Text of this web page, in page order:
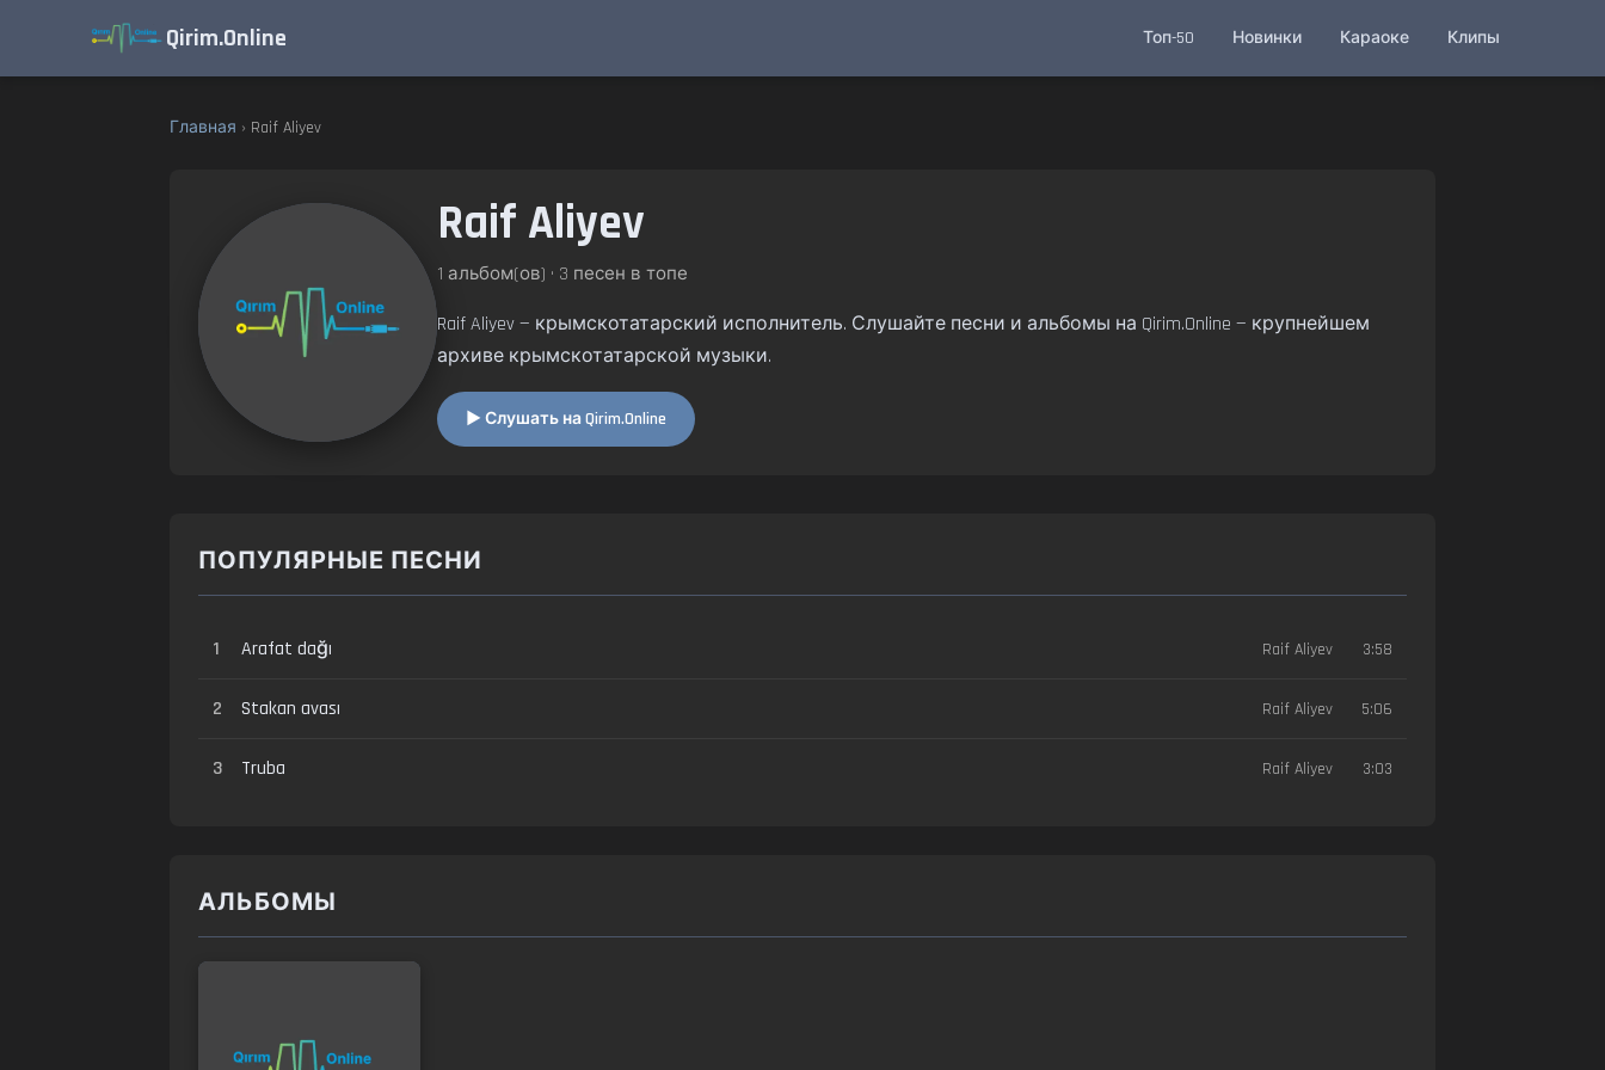
Qirim.Online Топ-50 Новинки Караоке Клипы
Главная › Raif Aliyev
Raif Aliyev
1 альбом(ов) • 3 песен в топе
Raif Aliyev — крымскотатарский исполнитель. Слушайте песни и альбомы на Qirim.Online — крупнейшем
архиве крымскотатарской музыки.
▶ Слушать на Qirim.Online
ПОПУЛЯРНЫЕ ПЕСНИ
1 Arafat dağı Raif Aliyev 3:58
2 Stakan avası Raif Aliyev 5:06
3 Truba Raif Aliyev 3:03
АЛЬБОМЫ